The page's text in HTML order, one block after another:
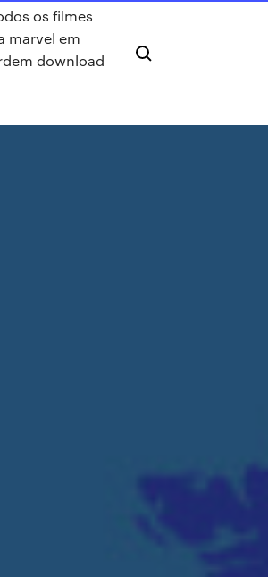
os filmes
marvel em
download